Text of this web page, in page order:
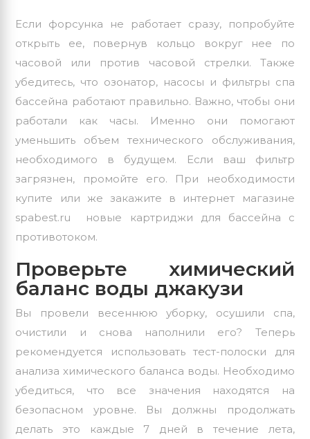
Если форсунка не работает сразу, попробуйте
открыть ее, повернув кольцо вокруг нее по
часовой или против часовой стрелки. Также
убедитесь, что озонатор, насосы и фильтры спа
бассейна работают правильно. Важно, чтобы они
работали как часы. Именно они помогают
уменьшить объем технического обслуживания,
необходимого в будущем. Если ваш фильтр
загрязнен, промойте его. При необходимости
купите или же закажите в интернет магазине
spabest.ru новые картриджи для бассейна с
противотоком.
Проверьте химический
баланс воды джакузи
Вы провели весеннюю уборку, осушили спа,
очистили и снова наполнили его? Теперь
рекомендуется использовать тест-полоски для
анализа химического баланса воды. Необходимо
убедиться, что все значения находятся на
безопасном уровне. Вы должны продолжать
делать это каждые 7 дней в течение лета,